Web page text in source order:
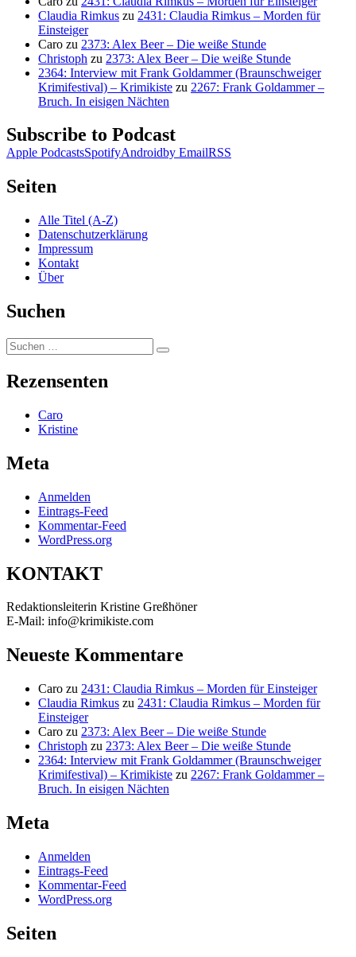
Claudia Rimkus zu 2431: Claudia Rimkus – Morden für
Einsteiger
Caro zu 2373: Alex Beer – Die weiße Stunde
Christoph zu 2373: Alex Beer – Die weiße Stunde
2364: Interview mit Frank Goldammer (Braunschweiger
Krimifestival) – Krimikiste zu 2267: Frank Goldammer –
Bruch. In eisigen Nächten
Subscribe to Podcast
Apple PodcastsSpotifyAndroidby EmailRSS
Seiten
Alle Titel (A-Z)
Datenschutzerklärung
Impressum
Kontakt
Über
Suchen
Suchen
nach:
Suchen
Rezensenten
Caro
Kristine
Meta
Anmelden
Eintrags-Feed
Kommentar-Feed
WordPress.org
KONTAKT
Redaktionsleiterin Kristine Greßhöner
E-Mail: info@krimikiste.com
Neueste Kommentare
Caro zu 2431: Claudia Rimkus – Morden für Einsteiger
Claudia Rimkus zu 2431: Claudia Rimkus – Morden für
Einsteiger
Caro zu 2373: Alex Beer – Die weiße Stunde
Christoph zu 2373: Alex Beer – Die weiße Stunde
2364: Interview mit Frank Goldammer (Braunschweiger
Krimifestival) – Krimikiste zu 2267: Frank Goldammer –
Bruch. In eisigen Nächten
Meta
Anmelden
Eintrags-Feed
Kommentar-Feed
WordPress.org
Seiten